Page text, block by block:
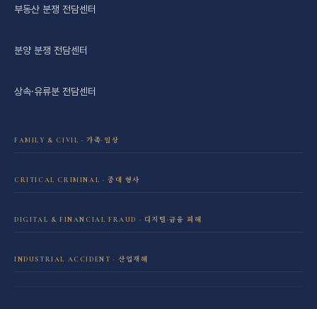
부동산 분쟁 전담센터
분양 분쟁 전담센터
상속·유류분 전담센터
FAMILY & CIVIL · 가족·일상
학교폭력 전담센터
CRITICAL CRIMINAL · 중대 형사
DIGITAL & FINANCIAL FRAUD · 디지털·금융 피해
INDUSTRIAL ACCIDENT · 산업재해